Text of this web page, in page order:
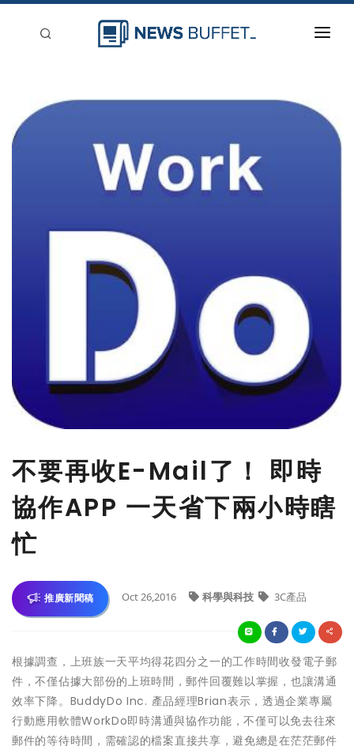
新聞稿分類
不要再收E-Mail了！ 即時
協作APP 一天省下兩小時瞎
忙
推廣新聞稿 Oct 26,2016 科學與科技 3C產品
根據調查，上班族一天平均得花四分之一的工作時間收發電子郵
件，不僅佔據大部份的上班時間，郵件回覆難以掌握，也讓溝通
效率下降。BuddyDo Inc. 產品經理Brian表示，透過企業專屬
行動應用軟體WorkDo即時溝通與協作功能，不僅可以免去往來
郵件的等待時間，需確認的檔案直接共享，避免總是在茫茫郵件